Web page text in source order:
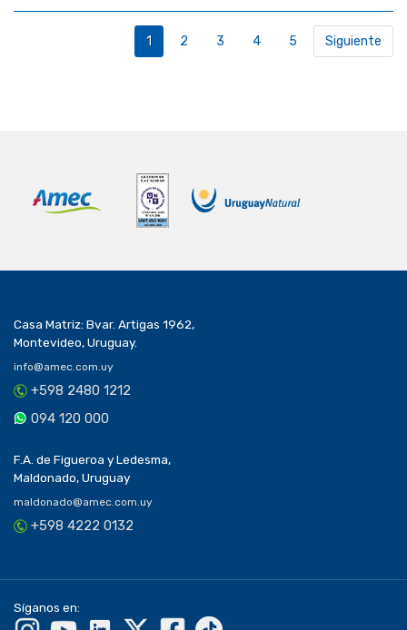
1 2 3 4 5 Siguiente
Casa Matriz: Bvar. Artigas 1962,
Montevideo, Uruguay.
info@amec.com.uy
+598 2480 1212
094 120 000
F.A. de Figueroa y Ledesma,
Maldonado, Uruguay
maldonado@amec.com.uy
+598 4222 0132
Síganos en: